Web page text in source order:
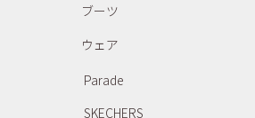
ブーツ
ウェア
Parade
SKECHERS